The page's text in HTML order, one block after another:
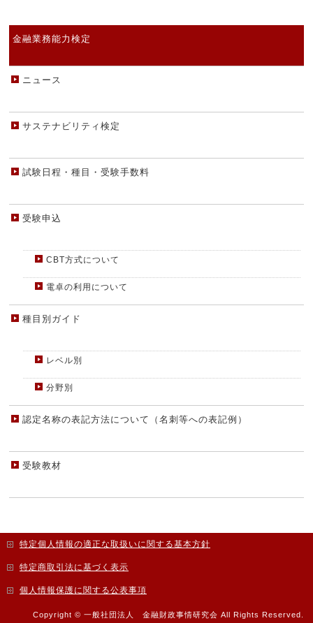
金融業務能力検定
ニュース
サステナビリティ検定
試験日程・種目・受験手数料
受験申込
CBT方式について
電卓の利用について
種目別ガイド
レベル別
分野別
認定名称の表記方法について（名刺等への表記例）
受験教材
特定個人情報の適正な取扱いに関する基本方針
特定商取引法に基づく表示
個人情報保護に関する公表事項
Copyright © 一般社団法人 金融財政事情研究会 All Rights Reserved.